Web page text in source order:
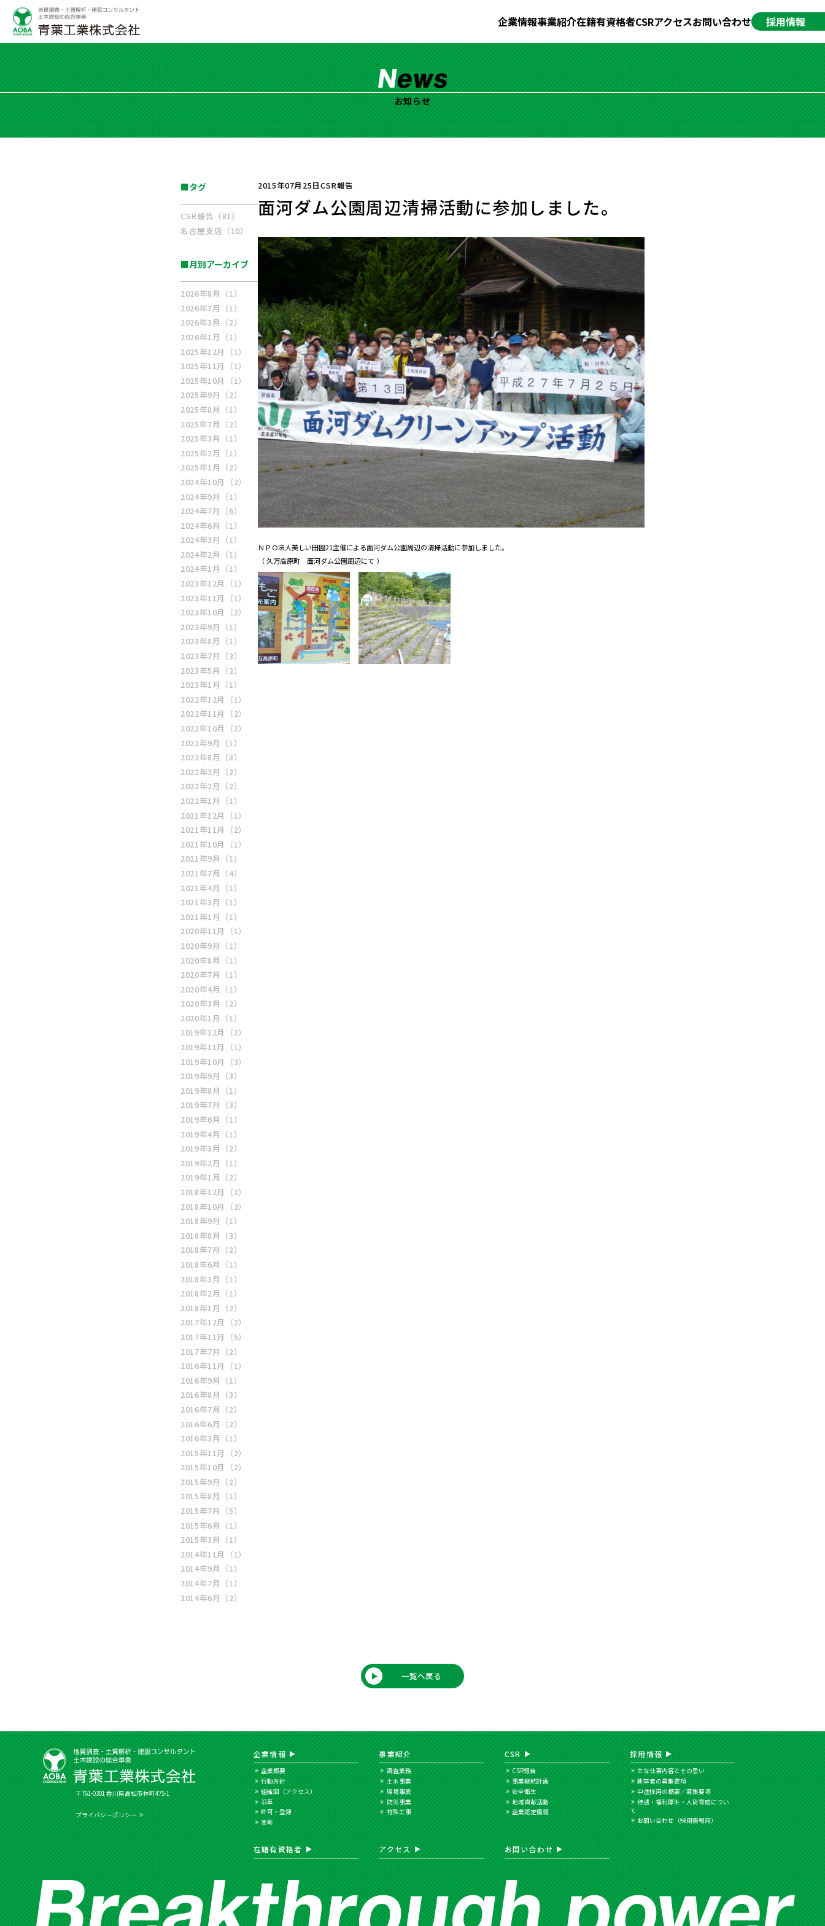
企業情報事業紹介在籍有資格者CSRアクセスお問い合わせ 採用情報
お知らせ
2015年07月25日CSR報告
面河ダム公園周辺清掃活動に参加しました。
ＮＰＯ法人美しい田園21主催による面河ダム公園周辺の清掃活動に参加しました。
（ 久万高原町 面河ダム公園周辺にて ）
■タグ
CSR報告（81）
名古屋支店（10）
■月別アーカイブ
2026年8月 （1）
2026年7月 （1）
2026年3月 （2）
2026年1月 （1）
2025年12月
（1）
2025年11月
（1）
2025年10月
（1）
2025年9月 （2）
2025年8月 （1）
2025年7月 （2）
2025年3月 （1）
2025年2月 （1）
2025年1月 （2）
2024年10月
（2）
2024年9月 （1）
2024年7月 （6）
2024年6月 （1）
2024年3月 （1）
2024年2月 （1）
2024年1月 （1）
2023年12月
（1）
2023年11月
（1）
2023年10月
（2）
2023年9月 （1）
2023年8月 （1）
2023年7月 （3）
2023年5月 （2）
2023年1月 （1）
2022年12月
（1）
2022年11月
（2）
2022年10月
（2）
2022年9月 （1）
2022年8月 （3）
2022年3月 （2）
2022年2月 （2）
2022年1月 （1）
2021年12月
（1）
2021年11月
（2）
2021年10月
（1）
2021年9月 （1）
2021年7月 （4）
2021年4月 （1）
2021年3月 （1）
2021年1月 （1）
2020年11月
（1）
2020年9月 （1）
2020年8月 （1）
2020年7月 （1）
2020年4月 （1）
2020年3月 （2）
2020年1月 （1）
2019年12月
（2）
2019年11月
（1）
2019年10月
（3）
2019年9月 （3）
2019年8月 （1）
2019年7月 （3）
2019年6月 （1）
2019年4月 （1）
2019年3月 （2）
2019年2月 （1）
2019年1月 （2）
2018年12月
（2）
2018年10月
（2）
2018年9月 （1）
2018年8月 （3）
2018年7月 （2）
2018年6月 （1）
2018年3月 （1）
2018年2月 （1）
2018年1月 （2）
2017年12月
（2）
2017年11月
（5）
2017年7月 （2）
2016年11月
（1）
2016年9月 （1）
2016年8月 （3）
2016年7月 （2）
2016年6月 （2）
2016年3月 （1）
2015年11月
（2）
2015年10月
（2）
2015年9月 （2）
2015年8月 （1）
2015年7月 （5）
2015年6月 （1）
2015年3月 （1）
2014年11月
（1）
2014年9月 （1）
2014年7月 （1）
2014年6月 （2）
一覧へ戻る
〒761-0301 香川県高松市林町475-1
プライバシーポリシー
企業情報
企業概要
行動方針
組織図（アクセス）
沿革
許可・登録
表彰
事業紹介
調査業務
土木事業
環境事業
防災事業
特殊工事
CSR
CSR報告
事業継続計画
安全衛生
地域貢献活動
企業認定情報
在籍有資格者 アクセス お問い合わせ
採用情報
主な仕事内容とその思い
新卒者の募集要項
中途採用の概要／募集要項
待遇・福利厚生・人財育成につい
て
お問い合わせ（採用情報用）